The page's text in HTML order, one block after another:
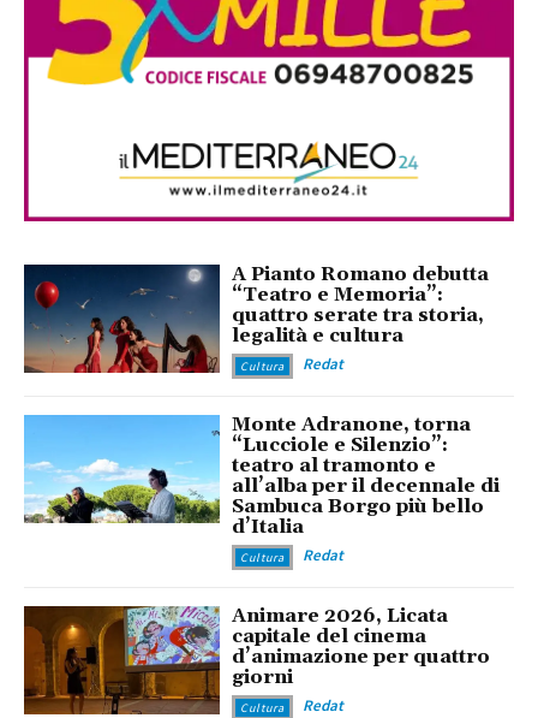
A Pianto Romano debutta
“Teatro e Memoria”:
quattro serate tra storia,
legalità e cultura
Cultura Redat
Monte Adranone, torna
“Lucciole e Silenzio”:
teatro al tramonto e
all’alba per il decennale di
Sambuca Borgo più bello
d’Italia
Cultura Redat
Animare 2026, Licata
capitale del cinema
d’animazione per quattro
giorni
Cultura Redat